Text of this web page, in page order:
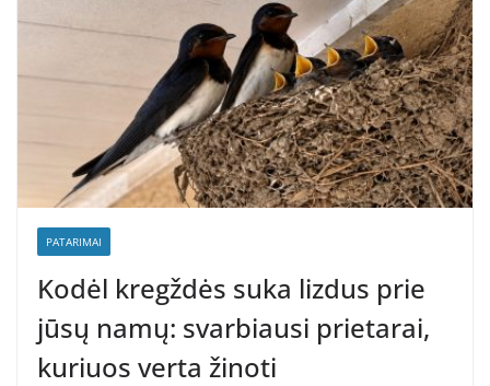
PATARIMAI
Kodėl kregždės suka lizdus prie
jūsų namų: svarbiausi prietarai,
kuriuos verta žinoti